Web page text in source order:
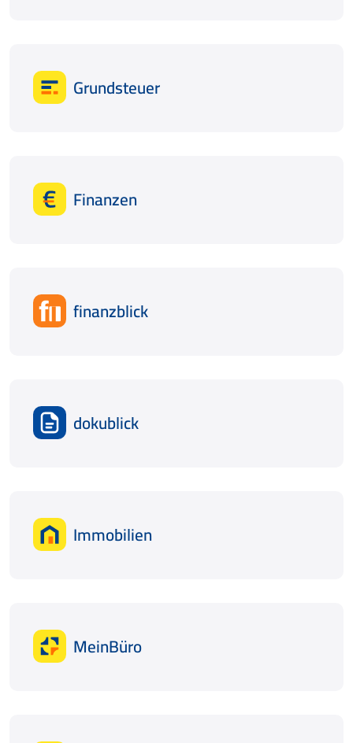
Grundsteuer
Finanzen
finanzblick
dokublick
Immobilien
MeinBüro